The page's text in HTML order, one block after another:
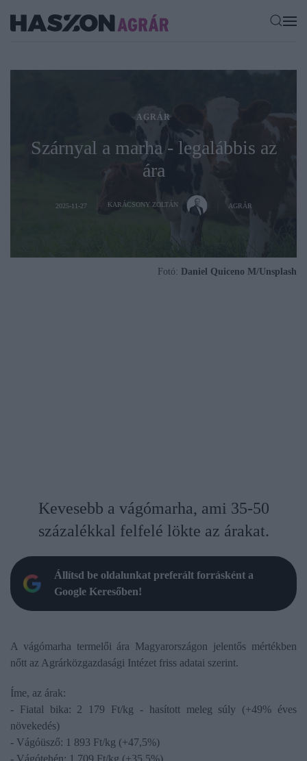
AGRÁR
Szárnyal a marha - legalábbis az
ára
2025-11-27 KARÁCSONY ZOLTÁN AGRÁR
Fotó: Daniel Quiceno M/Unsplash
Kevesebb a vágómarha, ami 35-50
százalékkal felfelé lökte az árakat.
Állítsd be oldalunkat preferált forrásként a
Google Keresőben!
A vágómarha termelői ára Magyarországon jelentős mértékben
nőtt az Agrárközgazdasági Intézet friss adatai szerint.
Íme, az árak:
- Fiatal bika: 2 179 Ft/kg - hasított meleg súly (+49% éves
növekedés)
- Vágóüsző: 1 893 Ft/kg (+47,5%)